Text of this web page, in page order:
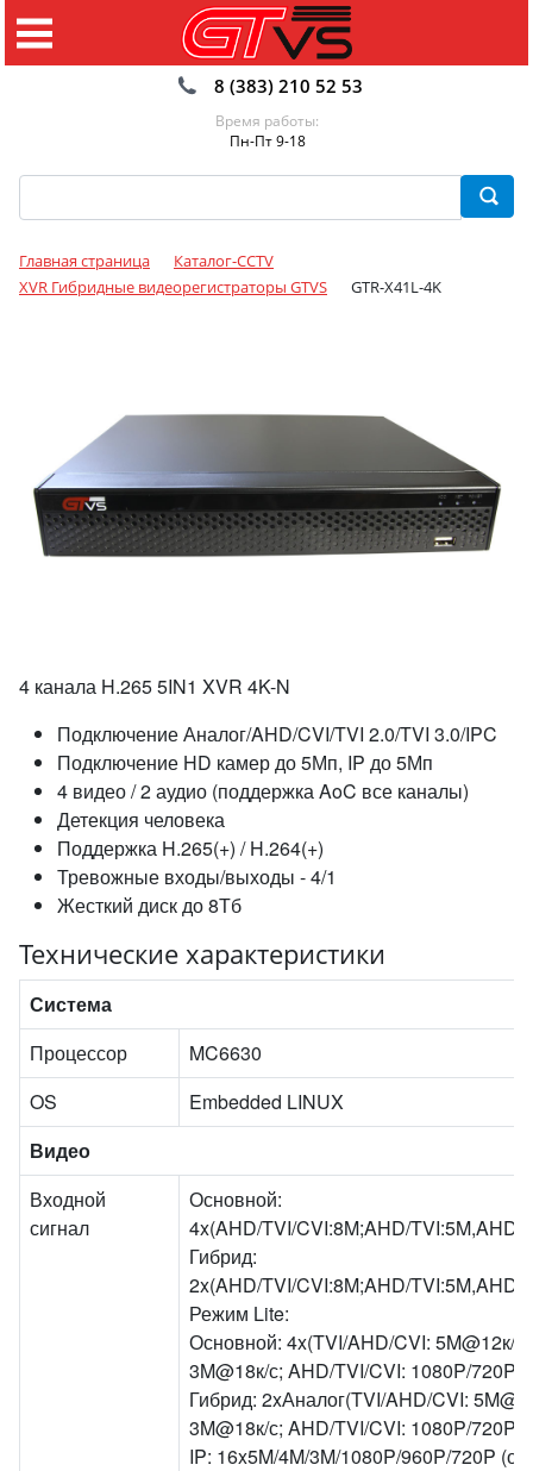
8 (383) 210 52 53
Время работы:
Пн-Пт 9-18
Главная страница
Каталог-CCTV
XVR Гибридные видеорегистраторы GTVS
GTR-X41L-4K
4 канала H.265 5IN1 XVR 4K-N
Подключение Аналог/AHD/CVI/TVI 2.0/TVI 3.0/IPC
Подключение HD камер до 5Мп, IP до 5Мп
4 видео / 2 аудио (поддержка AoC все каналы)
Детекция человека
Поддержка H.265(+) / H.264(+)
Тревожные входы/выходы - 4/1
Жесткий диск до 8Тб
Технические характеристики
Система
Процессор
MC6630
OS
Embedded LINUX
Видео
Входной
сигнал
Основной:
4x(AHD/TVI/CVI:8M;AHD/TVI:5M,AHD/
Гибрид:
2x(AHD/TVI/CVI:8M;AHD/TVI:5M,AHD/
Режим Lite:
Основной: 4x(TVI/AHD/CVI: 5M@12к/
3M@18к/с; AHD/TVI/CVI: 1080P/720P;
Гибрид: 2xАналог(TVI/AHD/CVI:
3M@18к/с; AHD/TVI/CVI: 1080P/720P;
IP: 16x5M/4M/3M/1080P/960P/720P